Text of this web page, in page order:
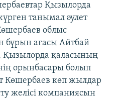
Қызылорда
танымал әулет
облыс
бұрын ағасы Айтбай
Қызылорда қаласының
орынбасары болып
Көшербаев көп жылдар
желісі компаниясын